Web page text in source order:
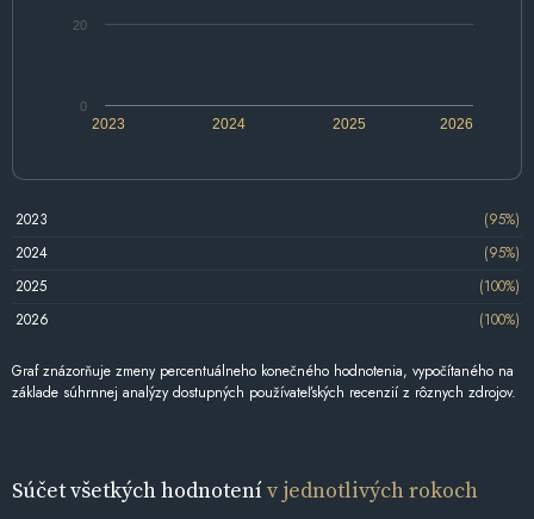
2024 2026
2023 2025
0
20
2023
(95%)
2024
(95%)
2025
(100%)
2026
(100%)
Graf znázorňuje zmeny percentuálneho konečného hodnotenia, vypočítaného na
základe súhrnnej analýzy dostupných používateľských recenzií z rôznych zdrojov.
Súčet všetkých hodnotenív jednotlivých rokoch